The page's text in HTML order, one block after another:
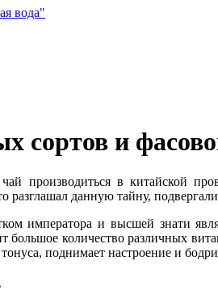
вода"
сортов и
производиться в китайской
разглашал данную тайну,
императора и высшей знати
большое количество различных
поднимает настроение и